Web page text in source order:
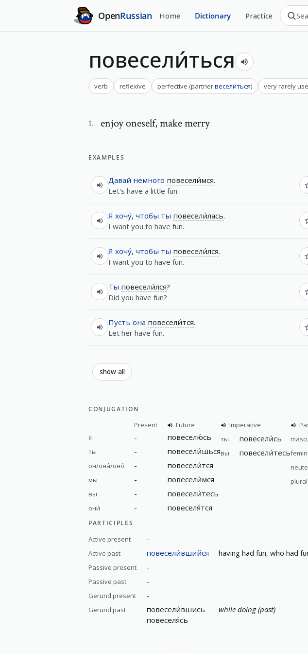
OpenRussian Home Dictionary Practice
повесели́ться
verb reflexive perfective (partnerвесели́ться) very rarely
1. enjoy oneself,make merry
EXAMPLES
Давай немного повесели́мся.
Let's have a little fun.
Я хочу́, чтобы ты повесели́лась.
I want you to have fun.
Я хочу́, чтобы ты повесели́лся.
I want you to have fun.
Ты повесели́лся?
Did you have fun?
Пусть она повесели́тся.
Let her have fun.
show all
CONJUGATION
Present
Future
я
- повеселю́сь
ты - повесели́шься
он/она́/оно́ - повесели́тся
мы - повесели́мся
вы - повесели́тесь
они́ - повеселя́тся
Imperative
ты
повесели́сь
вы повесели́тесь
plural
PARTICIPLES
Active present -
Active past повесели́вшийся having had fun, who had
Passive present -
Passive past -
Gerund present -
Gerund past
повесели́вшись
повеселя́сь
while doing (past)